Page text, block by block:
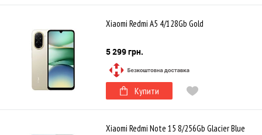
Xiaomi Redmi A5 4/128Gb Gold
5 299 грн.
Купити
Xiaomi Redmi Note 15 8/256Gb Glacier Blue